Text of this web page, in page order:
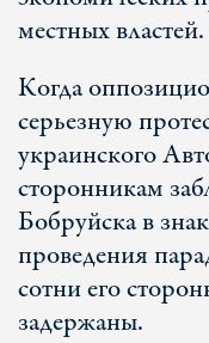
местных властей.
Когда
серьезную
украинского
сторонникам
Бобруйска в
проведения
сотни его
задержаны.